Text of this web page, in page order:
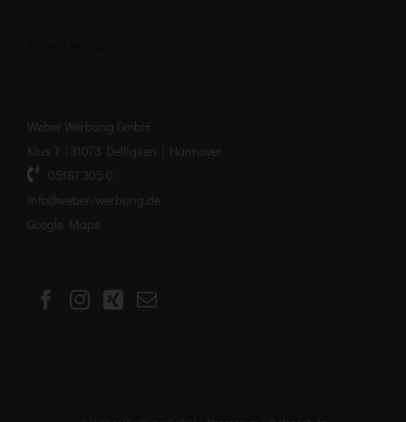
Weber Werbung GmbH
Klus 7 | 31073 Delligsen | Hannover
05187 305 0
info@weber-werbung.de
Google Maps